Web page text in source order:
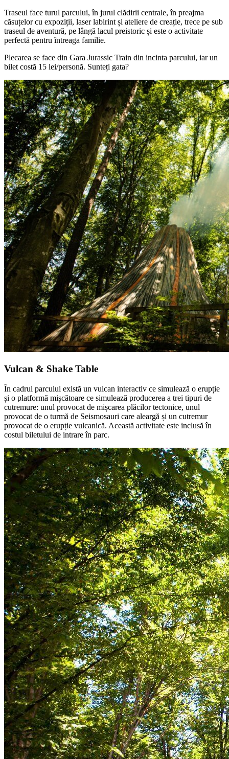
Traseul face turul parcului, în jurul clădirii centrale, în preajma
căsuțelor cu expoziții, laser labirint și ateliere de creație, trece pe sub
traseul de aventură, pe lângă lacul preistoric și este o activitate
perfectă pentru întreaga familie.
Plecarea se face din Gara Jurassic Train din incinta parcului, iar un
bilet costă 15 lei/personă. Sunteți gata?
Vulcan & Shake Table
În cadrul parcului există un vulcan interactiv ce simulează o erupție
și o platformă mișcătoare ce simulează producerea a trei tipuri de
cutremure: unul provocat de mișcarea plăcilor tectonice, unul
provocat de o turmă de Seismosauri care aleargă și un cutremur
provocat de o erupție vulcanică. Această activitate este inclusă în
costul biletului de intrare în parc.